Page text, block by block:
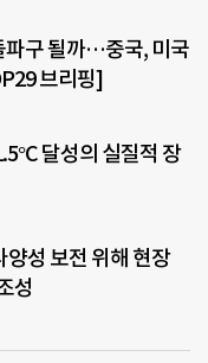
파구 될까…중국, 미국
브리핑]
달성의 실질적 장
양성 보전 위해 현장
성